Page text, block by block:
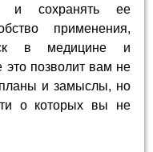
и сохранять ее
применения,
в медицине и
позволит вам не
планы и замыслы, но
о которых вы не